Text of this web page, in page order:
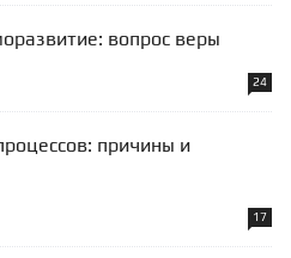
вопрос веры
24
причины и
17